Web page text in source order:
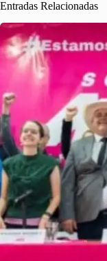
Entradas Relacionadas